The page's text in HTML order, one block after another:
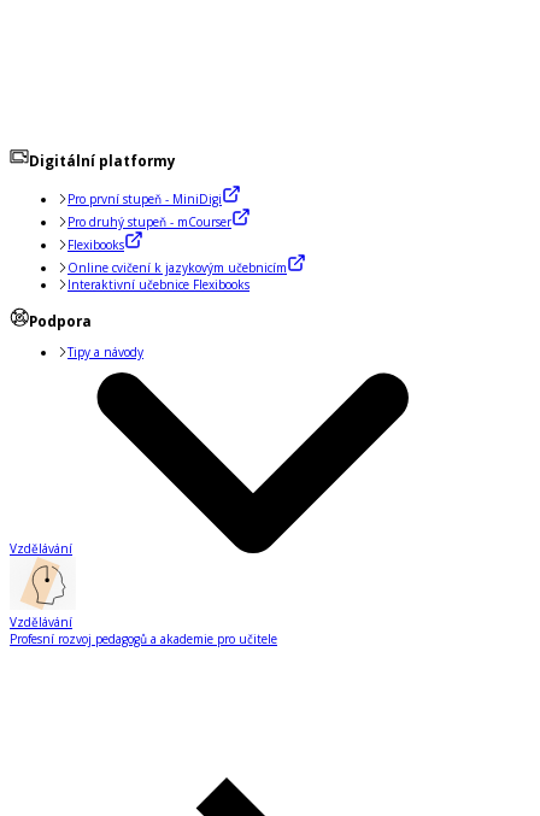
Digitální platformy
Pro první stupeň - MiniDigi
Pro druhý stupeň - mCourser
Flexibooks
Online cvičení k jazykovým učebnicím
Interaktivní učebnice Flexibooks
Podpora
Tipy a návody
Vzdělávání
Vzdělávání
Profesní rozvoj pedagogů a akademie pro učitele